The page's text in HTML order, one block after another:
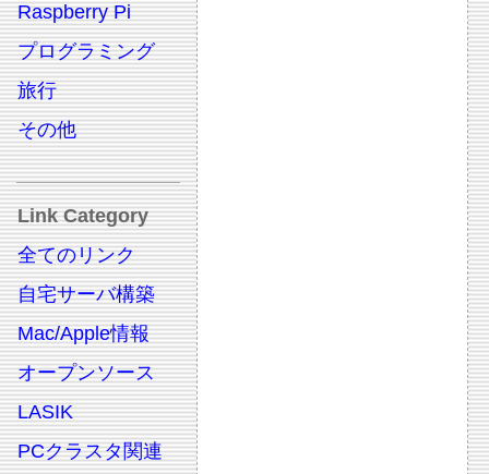
Raspberry Pi
プログラミング
旅行
その他
Link Category
全てのリンク
自宅サーバ構築
Mac/Apple情報
オープンソース
LASIK
PCクラスタ関連